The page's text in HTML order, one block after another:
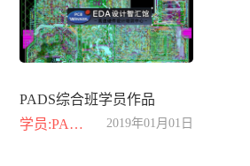
PADS综合班学员作品
学员:PADS综合班
2019年01月01日